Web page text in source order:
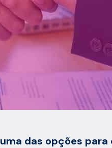
das opções